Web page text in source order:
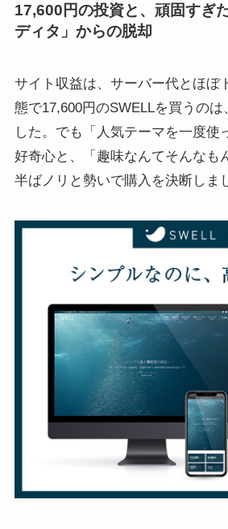
17,600円の投資と、頑固すぎ
ディタ」からの脱却
サイト収益は、サーバー代とほぼ
態で17,600円のSWELLを買うのは
した。でも「人気テーマを一度使
好奇心と、「趣味なんてそんなも
半ばノリと勢いで購入を決断しま